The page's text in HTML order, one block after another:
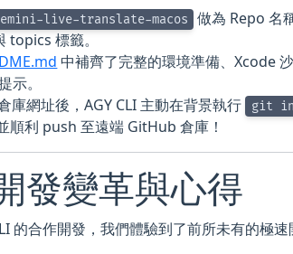
live-translate-macos
做為 Repo 名
標籤。
中補齊了完整的環境準備、Xcode
示。
庫網址後，AGY CLI 主動在背景執行 git
順利 push 至遠端 GitHub 倉庫！
發變革與心得
的合作開發，我們體驗到了前所未有的極速